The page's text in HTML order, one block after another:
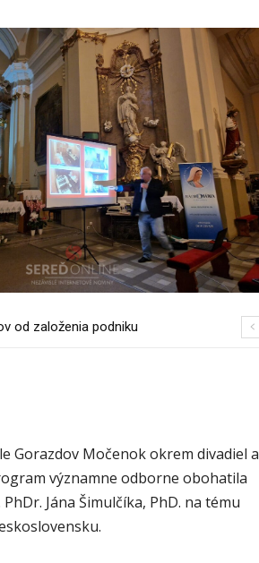
bola mestom s
Gorazdov Močenok okrem divadiel a
významne odborne obohatila
Jána Šimulčíka, PhD. na tému